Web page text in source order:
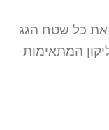
את כל שטח הגג
המתאימות